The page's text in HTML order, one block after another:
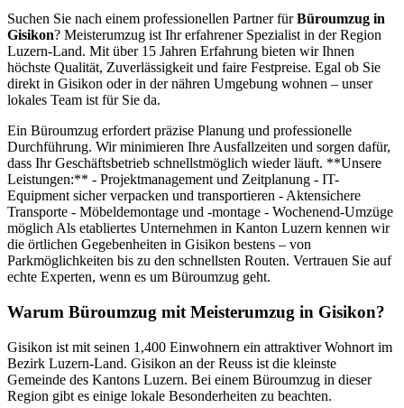
Suchen Sie nach einem professionellen Partner fürBüroumzug in
Gisikon? Meisterumzug ist Ihr erfahrener Spezialist in der Region
Luzern-Land. Mit über 15 Jahren Erfahrung bieten wir Ihnen
höchste Qualität, Zuverlässigkeit und faire Festpreise. Egal ob Sie
direkt in Gisikon oder in der nähren Umgebung wohnen – unser
lokales Team ist für Sie da.
Ein Büroumzug erfordert präzise Planung und professionelle
Durchführung. Wir minimieren Ihre Ausfallzeiten und sorgen dafür,
dass Ihr Geschäftsbetrieb schnellstmöglich wieder läuft. **Unsere
Leistungen:** - Projektmanagement und Zeitplanung - IT-
Equipment sicher verpacken und transportieren - Aktensichere
Transporte - Möbeldemontage und -montage - Wochenend-Umzüge
möglich Als etabliertes Unternehmen in Kanton Luzern kennen wir
die örtlichen Gegebenheiten in Gisikon bestens – von
Parkmöglichkeiten bis zu den schnellsten Routen. Vertrauen Sie auf
echte Experten, wenn es um Büroumzug geht.
Warum Büroumzug mit Meisterumzug in Gisikon?
Gisikon ist mit seinen 1,400 Einwohnern ein attraktiver Wohnort im
Bezirk Luzern-Land. Gisikon an der Reuss ist die kleinste
Gemeinde des Kantons Luzern. Bei einem Büroumzug in dieser
Region gibt es einige lokale Besonderheiten zu beachten.